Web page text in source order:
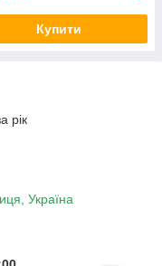
Купити
рік
Україна